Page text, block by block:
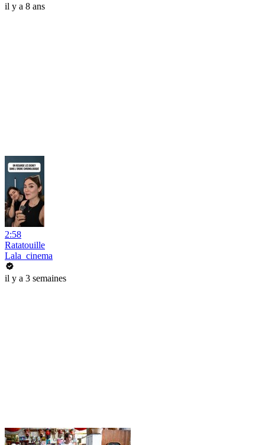
il y a 8 ans
2:58
Ratatouille
Lala_cinema
il y a 3 semaines